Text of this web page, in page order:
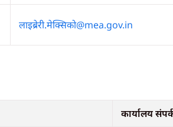
लाइब्रेरी.मेक्सिको@mea.gov.in
कार्यालय